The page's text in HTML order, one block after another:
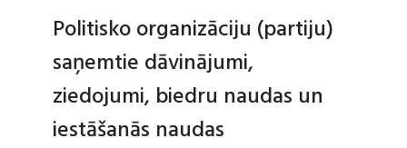
Politisko organizāciju (partiju)
saņemtie dāvinājumi,
ziedojumi, biedru naudas un
iestāšanās naudas